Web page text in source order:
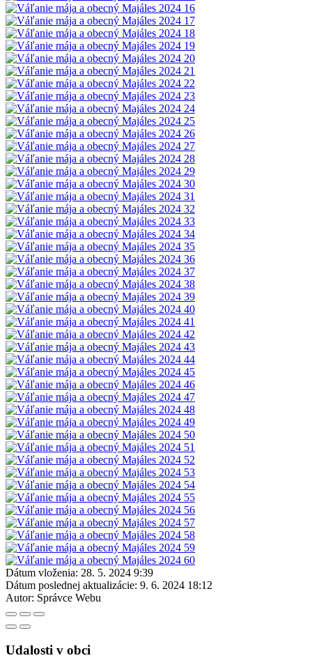
Dátum vloženia: 28. 5. 2024 9:39
Dátum poslednej aktualizácie: 9. 6. 2024 18:12
Autor: Správce Webu
Udalosti v obci